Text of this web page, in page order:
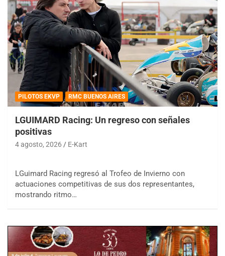
PILOTOS EKVP RMC BUENOS AIRES
LGUIMARD Racing: Un regreso con señales
positivas
4 agosto, 2026 E-Kart
LGuimard Racing regresó al Trofeo de Invierno con
actuaciones competitivas de sus dos representantes,
mostrando ritmo…
COBERTURA ESPECIAL DE E-KART.COM.AR
08/09-AGO
KDO - F6
Ciudad de Trenque Lauquen (Asfalto)